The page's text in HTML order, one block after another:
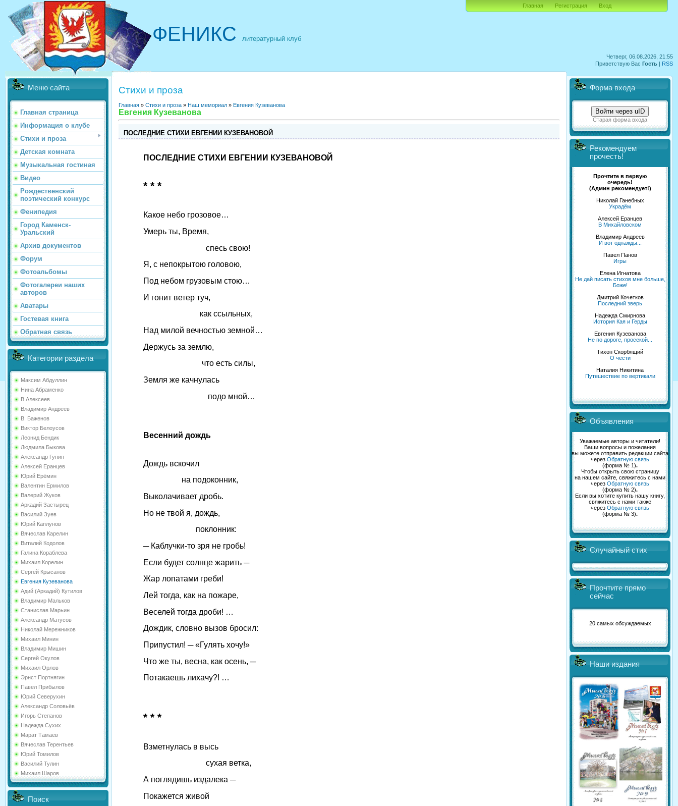
Четверг, 06.08.2026, 21:55
Приветствую Вас Гость | RSS
ФЕНИКС литературный клуб
Главная Регистрация Вход
Меню сайта
Главная страница
Информация о клубе
Стихи и проза
Детская комната
Музыкальная гостиная
Видео
Рождественский
поэтический конкурс
Фенипедия
Город Каменск-
Уральский
Архив документов
Форум
Фотоальбомы
Фотогалереи наших
авторов
Аватары
Гостевая книга
Обратная связь
Категории раздела
Максим Абдуллин
Нина Абраменко
В.Алексеев
Владимир Андреев
В. Баженов
Виктор Белоусов
Леонид Бендик
Людмила Быкова
Александр Гунин
Алексей Еранцев
Юрий Ерёмин
Валентин Ермилов
Валерий Жуков
Аркадий Застырец
Василий Зуев
Юрий Каплунов
Вячеслав Карелин
Виталий Кодолов
Галина Кораблева
Михаил Корелин
Сергей Крысанов
Евгения Кузеванова
Адий (Аркадий) Кутилов
Владимир Мальков
Станислав Марьин
Александр Матусов
Николай Мережников
Михаил Минин
Владимир Мишин
Сергей Окулов
Михаил Орлов
Эрнст Портнягин
Павел Прибылов
Юрий Северухин
Александр Соловьёв
Игорь Степанов
Надежда Сухих
Марат Тамаев
Вячеслав Терентьев
Юрий Томилов
Василий Тулин
Михаил Шаров
Поиск
Стихи и проза
Главная » Стихи и проза » Наш мемориал » Евгения Кузеванова
Евгения Кузеванова
ПОСЛЕДНИЕ СТИХИ ЕВГЕНИИ КУЗЕВАНОВОЙ
ПОСЛЕДНИЕ СТИХИ ЕВГЕНИИ КУЗЕВАНОВОЙ
* * *
Какое небо грозовое…
Умерь ты, Время,
спесь свою!
Я, с непокрытою головою,
Под небом грузовым стою…
И гонит ветер туч,
как ссыльных,
Над милой вечностью земной…
Держусь за землю,
что есть силы,
Земля же качнулась
подо мной…
Весенний дождь
Дождь вскочил
на подоконник,
Выколачивает дробь.
Но не твой я, дождь,
поклонник:
─ Каблучки-то зря не гробь!
Если будет солнце жарить ─
Жар лопатами греби!
Лей тогда, как на пожаре,
Веселей тогда дроби! …
Дождик, словно вызов бросил:
Припустил! ─ «Гулять хочу!»
Что же ты, весна, как осень, ─
Потакаешь лихачу?! …
* * *
Взметнулась в высь
сухая ветка,
А поглядишь издалека ─
Покажется живой
Форма входа
Войти через uID
Старая форма входа
Рекомендуем
прочесть!
Прочтите в первую
очередь!
(Админ рекомендует!)
Николай Ганебных
Украдём
Алексей Еранцев
В Михайловском
Владимир Андреев
И вот однажды...
Павел Панов
Игры
Елена Игнатова
Не дай писать стихов мне больше,
Боже!
Дмитрий Кочетков
Последний зверь
Надежда Смирнова
История Кая и Герды
Евгения Кузеванова
Не по дороге, просекой...
Тихон Скорбящий
О чести
Наталия Никитина
Путешествие по вертикали
Объявления
Уважаемые авторы и читатели!
Ваши вопросы и пожелания
вы можете отправить редакции сайта
через Обратную связь
(форма № 1).
Чтобы открыть свою страницу
на нашем сайте, свяжитесь с нами
через Обратную связь
(форма № 2).
Если вы хотите купить нашу книгу,
свяжитесь с нами также
через Обратную связь
(форма № 3).
Случайный стих
Прочтите прямо
сейчас
20 самых обсуждаемых
Наши издания